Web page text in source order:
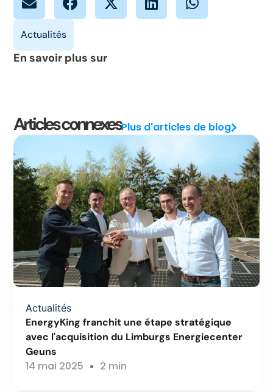
En savoir plus sur
Articles connexesPlus d'articles de blog
Actualités
EnergyKing franchit une étape stratégique
avec l'acquisition du Limburgs Energiecenter
Geuns
14 mai 2025 2 min